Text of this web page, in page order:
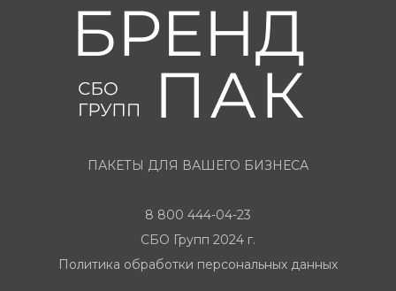
ПАКЕТЫ ДЛЯ ВАШЕГО БИЗНЕСА
8 800 444-04-23
СБО Групп 2024 г.
Политика обработки персональных данных